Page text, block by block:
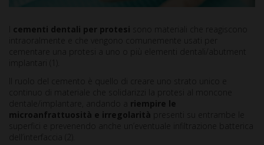
cementi dentali per protesi sono materiali che reagiscono
intraoralmente e che vengono comunemente usati per
cementare una protesi a uno o più elementi dentali/abutment
implantari (1).
Il ruolo del cemento è quello di creare uno strato unico e
continuo di materiale che solidarizzi la protesi al moncone
dentale/implantare, andando a riempire le
microanfrattuosità e irregolarità presenti su entrambe le
superfici e prevenendo anche un’eventuale infiltrazione batterica
dell’interfaccia (2).